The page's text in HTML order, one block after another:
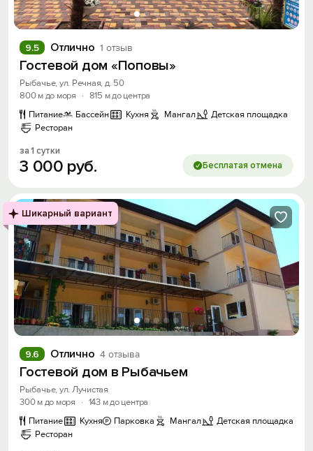
Отлично 1 отзыв
9.5
Гостевой дом «Поповы»
Рыбачье, ул. Речная, д. 50
800 м до моря
· 815 м до центра
Питание
Бассейн Кухня Мангал
Детская площадка
Ресторан
за 1 сутки
3 000 руб. Бесплатая отмена
Шикарный вариант
Отлично 4 отзыва
9.6
Гостевой дом в Рыбачьем
Рыбачье, ул. Лучистая
300 м до моря
· 143 м до центра
Питание
Кухня Парковка Мангал
Детская площадка
Ресторан